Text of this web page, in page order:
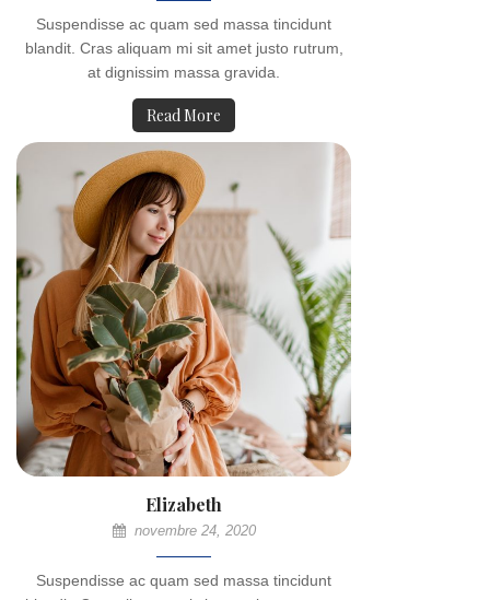
Suspendisse ac quam sed massa tincidunt
blandit. Cras aliquam mi sit amet justo rutrum,
at dignissim massa gravida.
Read More
Elizabeth
novembre 24, 2020
Suspendisse ac quam sed massa tincidunt